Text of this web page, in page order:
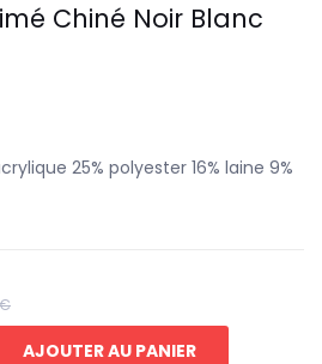
Chiné Noir Blanc
25% polyester 16% laine 9%
AJOUTER AU PANIER